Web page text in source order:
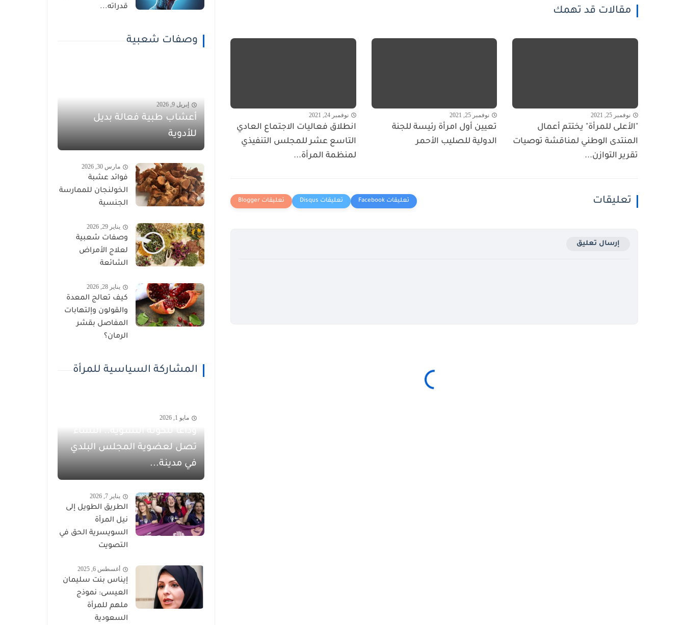
مقالات قد تهمك
نوفمبر 25, 2021
"الأعلى للمرأة" يختتم أعمال
المنتدى الوطني لمناقشة توصيات
تقرير التوازن...
نوفمبر 25, 2021
تعيين أول امرأة رئيسة للجنة
الدولية للصليب الأحمر
نوفمبر 24, 2021
انطلاق فعاليات الاجتماع العادي
التاسع عشر للمجلس التنفيذي
لمنظمة المرأة...
تعليقات
إرسال تعليق
قدراته...
وصفات شعبية
إبريل 9, 2026
أعشاب طبية فعالة بديل
للأدوية
مارس 30, 2026
فوائد عشبة
الخولنجان للممارسة
الجنسية
يناير 29, 2026
وصفات شعبية
لعلاج الأمراض
الشائعة
يناير 28, 2026
كيف تعالج المعدة
والقولون وإلتهابات
المفاصل بقشر
الرمان؟
المشاركة السياسية للمرأة
مايو 1, 2026
وداعاً للكوتة النسوية.. النساء
تصل لعضوية المجلس البلدي
في مدينة...
يناير 7, 2026
الطريق الطويل إلى
نيل المرأة
السويسرية الحق في
التصويت
أغسطس 6, 2025
إيناس بنت سليمان
العيسى: نموذج
ملهم للمرأة
السعودية